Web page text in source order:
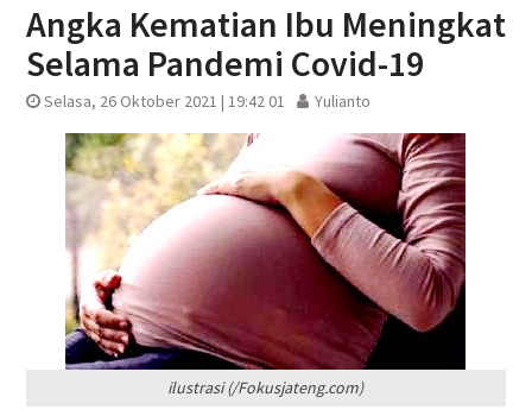
Angka Kematian Ibu Meningkat
Selama Pandemi Covid-19
Selasa, 26 Oktober 2021 | 19:42 01 Yulianto
ilustrasi (/Fokusjateng.com)